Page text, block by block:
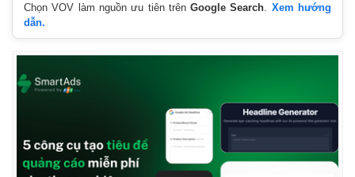
Kinh tế
Thị trường
Giá cà phê
Chọn VOV làm nguồn ưu tiên trênGoogle Search
Xem hướng
dẫn.